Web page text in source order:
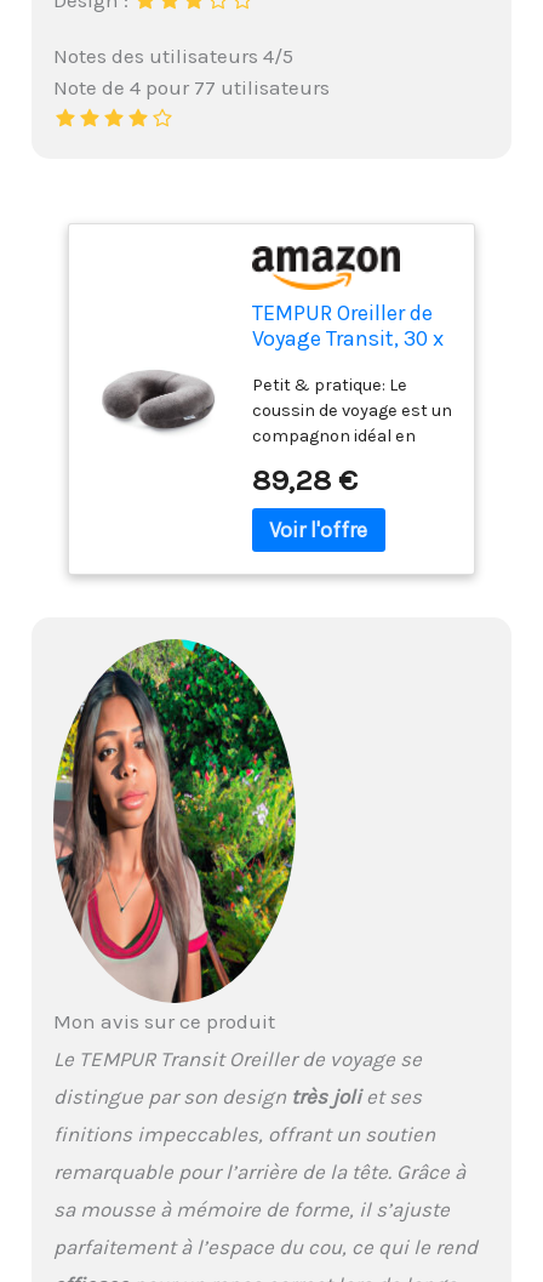
Notes des utilisateurs 4/5
Note de 4 pour 77 utilisateurs
TEMPUR Oreiller de
Voyage Transit, 30 x
Anthracite
Petit & pratique: Le
coussin de voyage est un
compagnon idéal en
qu'un soutien
supplémentaire de la
nuque est nécessaire
reste toujours dans la
bonne position Un
confort à emmener
partout avec vous: Que
ce soit en avion, en train
ou pour une sieste au
bureau, nos oreillers
cervicaux garantissent
un bon sommeil
Matériau TEMPUR: Grâce
au matériau
cellules ouvertes, le
coussin cervical de
voyage atteint un
équilibre optimal entre
confort et soutien
Nettoyage et entretien:
La taie d'oreiller
amovible est lavable à
60°C et garantit une
sensation de fraîcheur
pendant le sommeil
89,28 €
Mon avis sur ce produit
Le TEMPUR Transit Oreiller de voyage se
distingue par son design très joliet ses
finitions impeccables, offrant un soutien
remarquable pour l’arrière de la tête. Grâce à
sa mousse à mémoire de forme, il s’ajuste
parfaitement à l’espace du cou, ce qui le rend